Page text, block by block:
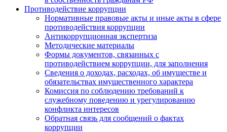
Противодействие коррупции
Нормативные правовые акты и иные акты в сфере
противодействия коррупции
Антикоррупционная экспертиза
Методические материалы
Формы документов, связанных с
противодействием коррупции, для заполнения
Сведения о доходах, расходах, об имуществе и
обязательствах имущественного характера
Комиссия по соблюдению требований к
служебному поведению и урегулированию
конфликта интересов
Обратная связь для сообщений о фактах
коррупции